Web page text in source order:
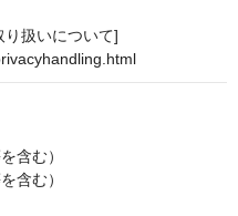
扱いについて]
含む）
含む）